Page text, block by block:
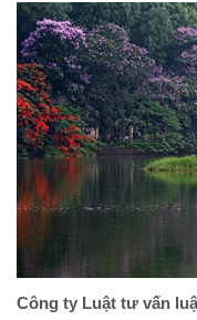
Công ty Luật tư vấn